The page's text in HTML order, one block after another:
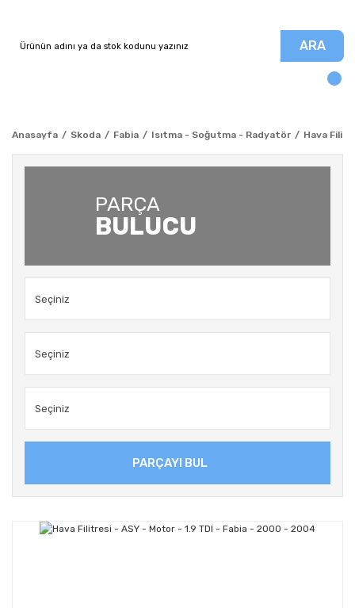
ARA
Anasayfa Skoda Fabia Isıtma - Soğutma - Radyatör Hava
PARÇA
BULUCU
PARÇAYI BUL